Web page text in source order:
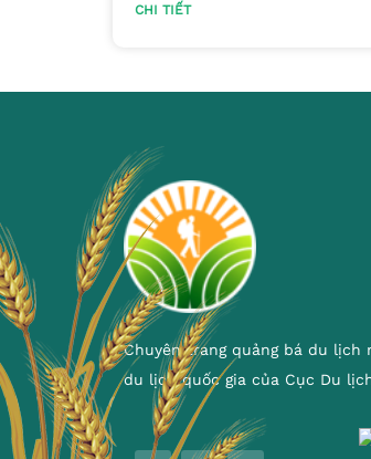
CHI TIẾT
Chuyên trang quảng bá du lịch
du lịch quốc gia của Cục Du